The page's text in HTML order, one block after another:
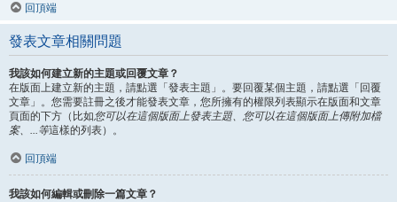
回頂端
發表文章相關問題
我該如何建立新的主題或回覆文章？
在版面上建立新的主題，請點選「發表主題」。要回覆某個主題，請點選「回覆
文章」。您需要註冊之後才能發表文章，您所擁有的權限列表顯示在版面和文章
頁面的下方（比如您可以在這個版面上發表主題、您可以在這個版面上傳附加檔
案、...等這樣的列表）。
回頂端
我該如何編輯或刪除一篇文章？